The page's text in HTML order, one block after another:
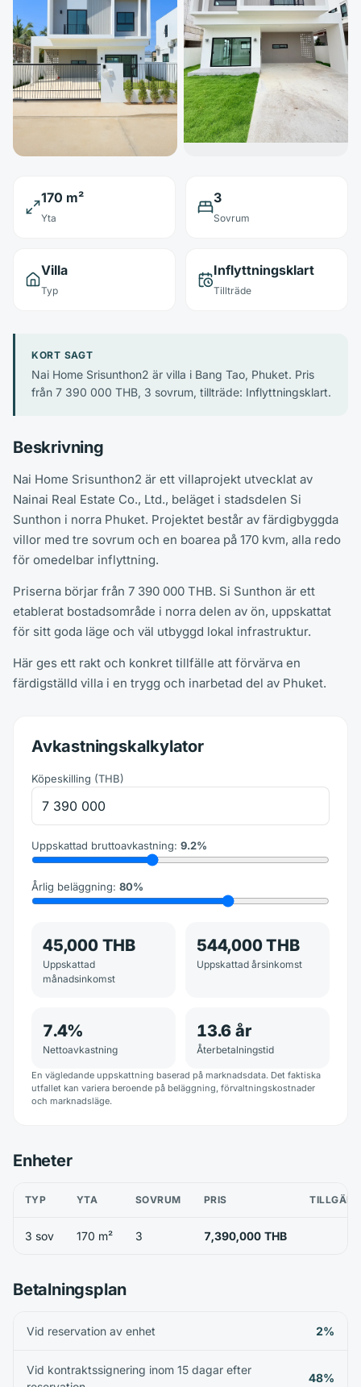
170 m²
Yta
3
Sovrum
Villa
Typ
Inflyttningsklart
Tillträde
KORT SAGT
Nai Home Srisunthon2 är villa i Bang Tao, Phuket. Pris
från 7 390 000 THB, 3 sovrum, tillträde: Inflyttningsklart.
Beskrivning
Nai Home Srisunthon2 är ett villaprojekt utvecklat av
Nainai Real Estate Co., Ltd., beläget i stadsdelen Si
Sunthon i norra Phuket. Projektet består av färdigbyggda
villor med tre sovrum och en boarea på 170 kvm, alla redo
för omedelbar inflyttning.
Priserna börjar från 7 390 000 THB. Si Sunthon är ett
etablerat bostadsområde i norra delen av ön, uppskattat
för sitt goda läge och väl utbyggd lokal infrastruktur.
Här ges ett rakt och konkret tillfälle att förvärva en
färdigställd villa i en trygg och inarbetad del av Phuket.
Avkastningskalkylator
Köpeskilling (THB)
Uppskattad bruttoavkastning: 9.2%
Årlig beläggning: 80%
45,000 THB
Uppskattad
månadsinkomst
544,000 THB
Uppskattad årsinkomst
7.4%
Nettoavkastning
13.6 år
Återbetalningstid
En vägledande uppskattning baserad på marknadsdata. Det faktiska
utfallet kan variera beroende på beläggning, förvaltningskostnader
och marknadsläge.
Enheter
TYP YTA SOVRUM PRIS
3 sov 170 m² 3 7,390,000 THB
Betalningsplan
Vid reservation av enhet 2%
Vid kontraktssignering inom 15 dagar efter
48%